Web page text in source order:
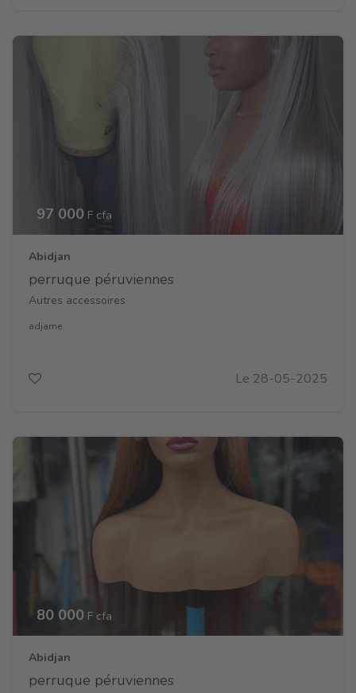
97 000 F cfa
Abidjan
perruque péruviennes
Autres accessoires
adjame
Le 28-05-2025
80 000 F cfa
Abidjan
perruque péruviennes